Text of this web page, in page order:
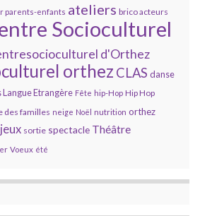
parents-enfants ateliers brico acteurs
Socioculturel
d'Orthez
orthez CLAS danse
Langue Etrangère Fête hip-Hop Hip Hop
des familles neige Noël nutrition orthez
sortie spectacle Théâtre
Voeux été